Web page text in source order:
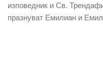
изповедник и Св.
празнуват Емилиан и